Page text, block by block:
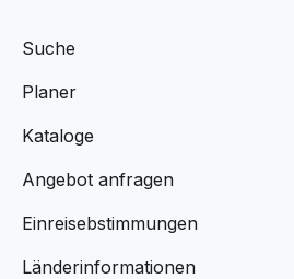
Suche
Planer
Kataloge
Angebot anfragen
Einreisebstimmungen
Länderinformationen